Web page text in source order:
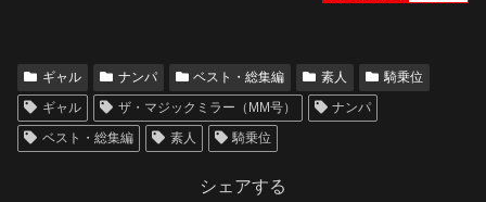
ギャル ナンパ ベスト・総集編 素人
騎乗位
ギャル
ザ・マジックミラー（MM号）
ナンパ
ベスト・総集編
素人 騎乗位
シェアする